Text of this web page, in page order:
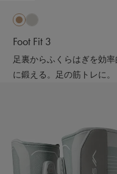
Foot Fit 3
足裏からふくらはぎを効率
に鍛える。足の筋トレに。